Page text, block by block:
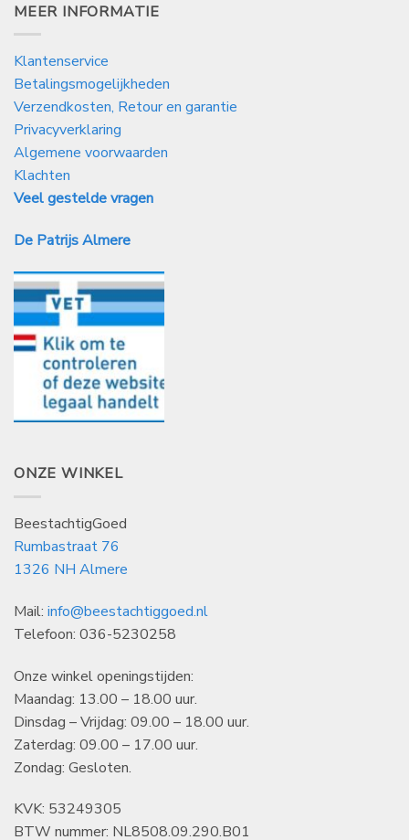
MEER INFORMATIE
Klantenservice
Betalingsmogelijkheden
Verzendkosten, Retour en garantie
Privacyverklaring
Algemene voorwaarden
Klachten
Veel gestelde vragen
De Patrijs Almere
ONZE WINKEL
BeestachtigGoed
Rumbastraat 76
1326 NH Almere
Mail: info@beestachtiggoed.nl
Telefoon: 036-5230258
Onze winkel openingstijden:
Maandag: 13.00 – 18.00 uur.
Dinsdag – Vrijdag: 09.00 – 18.00 uur.
Zaterdag: 09.00 – 17.00 uur.
Zondag: Gesloten.
KVK: 53249305
BTW nummer: NL8508.09.290.B01